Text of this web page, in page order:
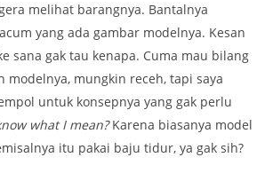
melihat barangnya. Bantalnya
yang ada gambar modelnya. Kesan
sana gak tau kenapa. Cuma mau bilang
modelnya, mungkin receh, tapi saya
untuk konsepnya yang gak perlu
what I mean?Karena biasanya model
itu pakai baju tidur, ya gak sih?